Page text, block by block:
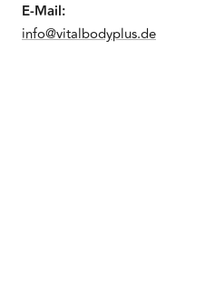
E-Mail:
info@vitalbodyplus.de